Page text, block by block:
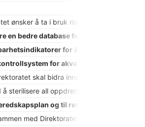
ønsker å ta i bruk risikovurdering på
en bedre database for rømt oppdrettsfisk
for å vurdere
for akvakultur – AKVARISK
skal bidra innenfor sitt
å sterilisere all oppdrettsfisk vil en unngå
og til rømningsovervåkning
med Direktoratet for